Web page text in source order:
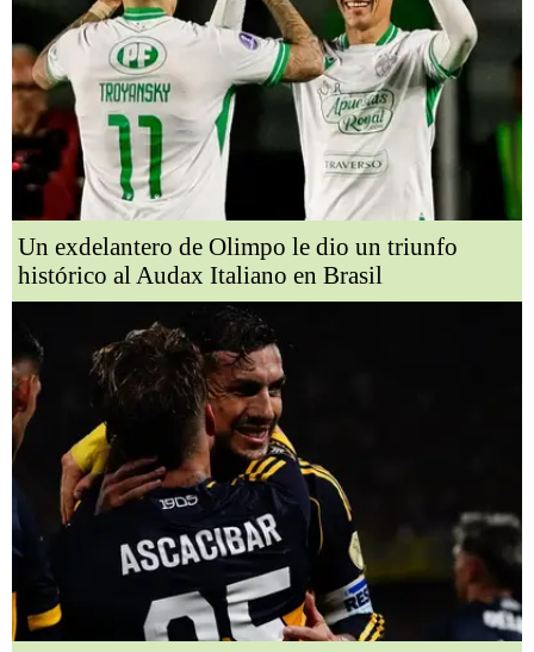
Un exdelantero de Olimpo le dio un triunfo
histórico al Audax Italiano en Brasil